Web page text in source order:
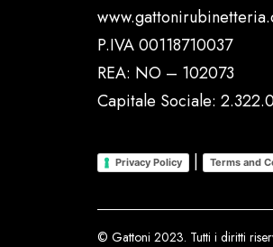
P.IVA 00118710037
REA: NO – 102073
Capitale Sociale:
Privacy Policy | Terms and
© Gattoni 2023. Tutti i diritti